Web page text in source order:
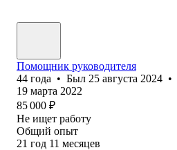
Помощник руководителя
44 года • Был 25 августа 2024 •
19 марта 2022
85 000 ₽
Не ищет работу
Общий опыт
21 год 11 месяцев